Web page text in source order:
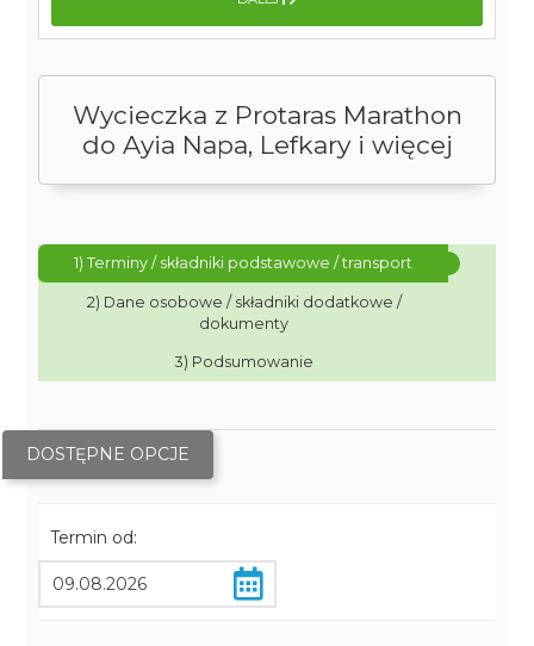
Wycieczka z Protaras Marathon
do Ayia Napa, Lefkary i więcej
1) Terminy / składniki podstawowe / transport
2) Dane osobowe / składniki dodatkowe /
dokumenty
3) Podsumowanie
DOSTĘPNE OPCJE
Termin od: